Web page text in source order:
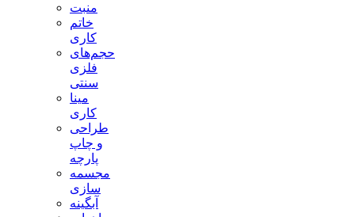
منبت
خاتم
کاری
حجم‌های
فلزی
سنتی
مینا
کاری
طراحی
و چاپ
پارچه
مجسمه
سازی
آبگینه